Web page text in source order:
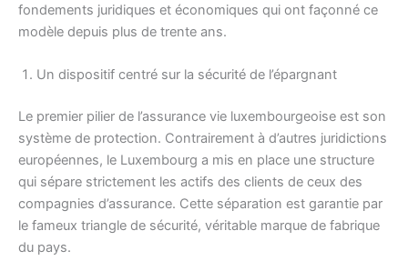
fondements juridiques et économiques qui ont façonné ce
modèle depuis plus de trente ans.
Un dispositif centré sur la sécurité de l’épargnant
Le premier pilier de l’assurance vie luxembourgeoise est son
système de protection. Contrairement à d’autres juridictions
européennes, le Luxembourg a mis en place une structure
qui sépare strictement les actifs des clients de ceux des
compagnies d’assurance. Cette séparation est garantie par
le fameux triangle de sécurité, véritable marque de fabrique
du pays.